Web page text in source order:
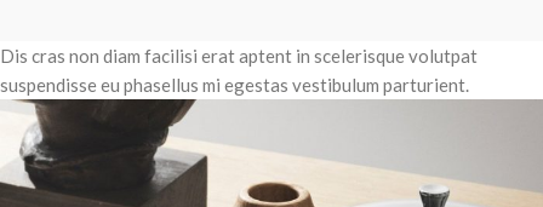
Dis cras non diam facilisi erat aptent in scelerisque volutpat
suspendisse eu phasellus mi egestas vestibulum parturient.